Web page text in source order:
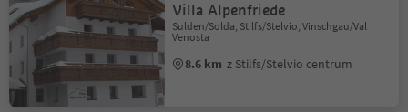
Villa Alpenfriede
Sulden/Solda, Stilfs/Stelvio, Vinschgau/Val
Venosta
8.6 km z Stilfs/Stelvio centrum